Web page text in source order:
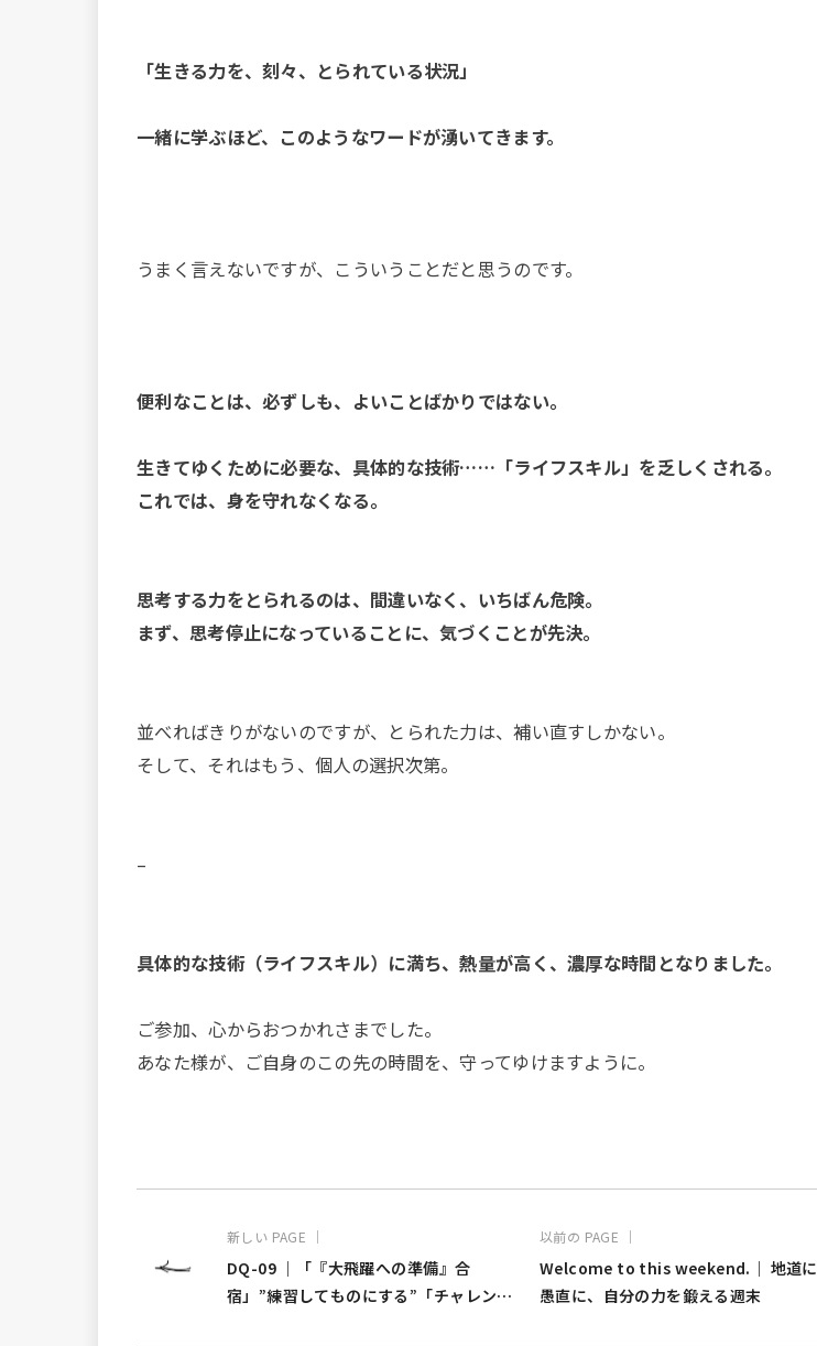
「生きる力を、刻々、とられている状況」
一緒に学ぶほど、このようなワードが湧いてきます。
うまく言えないですが、こういうことだと思うのです。
便利なことは、必ずしも、よいことばかりではない。
生きてゆくために必要な、具体的な技術……「ライフスキル」を乏しくされる。
これでは、身を守れなくなる。
思考する力をとられるのは、間違いなく、いちばん危険。
まず、思考停止になっていることに、気づくことが先決。
並べればきりがないのですが、とられた力は、補い直すしかない。
そして、それはもう、個人の選択次第。
–
具体的な技術（ライフスキル）に満ち、熱量が高く、濃厚な時間となりました。
ご参加、心からおつかれさまでした。
あなた様が、ご自身のこの先の時間を、守ってゆけますように。
新しい PAGE ｜
DQ-09 ｜「『大飛躍への準備』合
宿」”練習してものにする”「チャレンジ
以前の PAGE ｜
Welcome to this weekend.｜ 地道に
愚直に、自分の力を鍛える週末